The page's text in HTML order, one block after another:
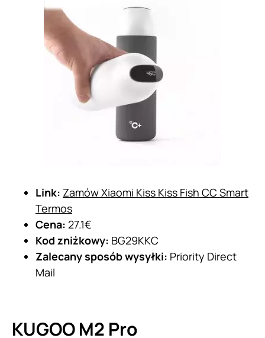
Link: Zamów Xiaomi Kiss Kiss Fish CC Smart
Termos
Cena: 27.1€
Kod zniżkowy: BG29KKC
Zalecany sposób wysyłki: Priority Direct
Mail
KUGOO M2 Pro